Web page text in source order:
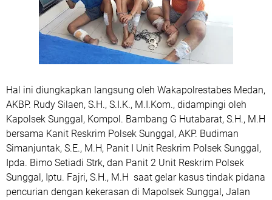
Hal ini diungkapkan langsung oleh Wakapolrestabes Medan,
AKBP. Rudy Silaen, S.H., S.I.K., M.I.Kom., didampingi oleh
Kapolsek Sunggal, Kompol. Bambang G Hutabarat, S.H., M.H
bersama Kanit Reskrim Polsek Sunggal, AKP. Budiman
Simanjuntak, S.E., M.H, Panit I Unit Reskrim Polsek Sunggal,
Ipda. Bimo Setiadi Strk, dan Panit 2 Unit Reskrim Polsek
Sunggal, Iptu. Fajri, S.H., M.H saat gelar kasus tindak pidana
pencurian dengan kekerasan di Mapolsek Sunggal, Jalan